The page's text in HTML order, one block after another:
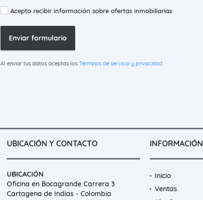
Acepto recibir información sobre ofertas inmobiliarias
Enviar formulario
Al enviar tus datos aceptas los Términos de servicio y privacidad
UBICACIÓN Y CONTACTO
UBICACIÓN
Oficina en Bocagrande Carrera 3
Cartagena de Indias - Colombia
INFORMACIÓN
Inicio
Ventas